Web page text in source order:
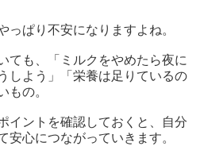
っぱり不安になりますよね。
ても、「ミルクをやめたら夜に
しよう」「栄養は足りているの
もの。
イントを確認しておくと、自分
安心につながっていきます。